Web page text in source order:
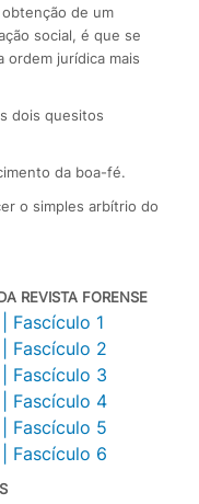
de um
social, é que se
ordem jurídica mais
dois quesitos
da boa-fé.
o simples arbítrio do
REVISTA FORENSE
Fascículo 1
Fascículo 2
Fascículo 3
| Fascículo 4
Fascículo 5
Fascículo 6